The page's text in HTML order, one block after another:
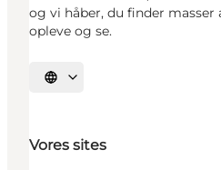
og vi håber, du finder masser
opleve og se.
Vælg sprog
Vores sites